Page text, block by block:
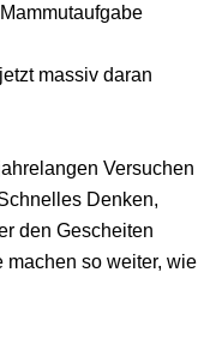
massiv daran
Versuchen
Denken,
den Gescheiten
machen so weiter, wie